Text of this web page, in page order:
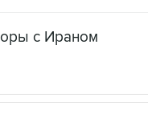
с Ираном